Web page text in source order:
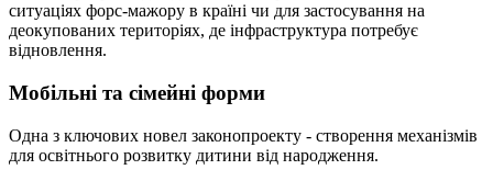
ситуаціях форс-мажору в країні чи для застосування на
деокупованих територіях, де інфраструктура потребує
відновлення.
Мобільні та сімейні форми
Одна з ключових новел законопроекту - створення механізмів
для освітнього розвитку дитини від народження.